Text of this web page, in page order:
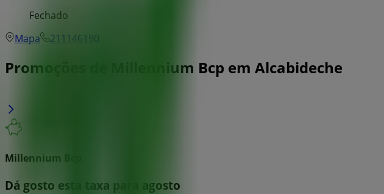
Fechado
Mapa
211146190
Promoções de Millennium Bcp em Alcabideche
Millennium Bcp
Dá gosto esta taxa para agosto